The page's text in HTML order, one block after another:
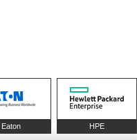
Eaton HPE